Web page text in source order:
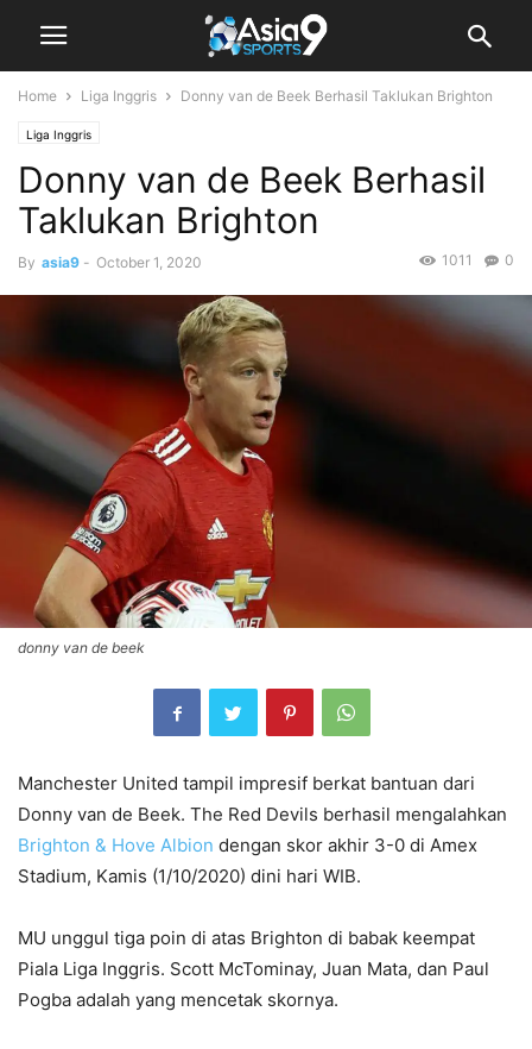
Home Liga Inggris Donny van de Beek Berhasil Taklukan Brighton
Liga Inggris
Donny van de Beek Berhasil
Taklukan Brighton
By asia9 - October 1, 2020 0
1011
donny van de beek
Manchester United tampil impresif berkat bantuan dari
Donny van de Beek. The Red Devils berhasil mengalahkan
Brighton & Hove Albion dengan skor akhir 3-0 di Amex
Stadium, Kamis (1/10/2020) dini hari WIB.
MU unggul tiga poin di atas Brighton di babak keempat
Piala Liga Inggris. Scott McTominay, Juan Mata, dan Paul
Pogba adalah yang mencetak skornya.